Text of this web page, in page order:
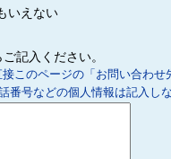
いえない
記入ください。
このページの「お問い合わ
番号などの個人情報は記入し